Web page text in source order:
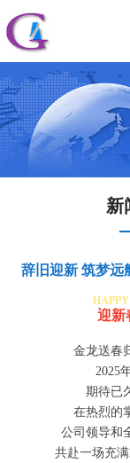
新
辞旧迎新 筑梦远
迎新
金龙送春
2025
期待已
在热烈的
公司领导和
共赴一场充